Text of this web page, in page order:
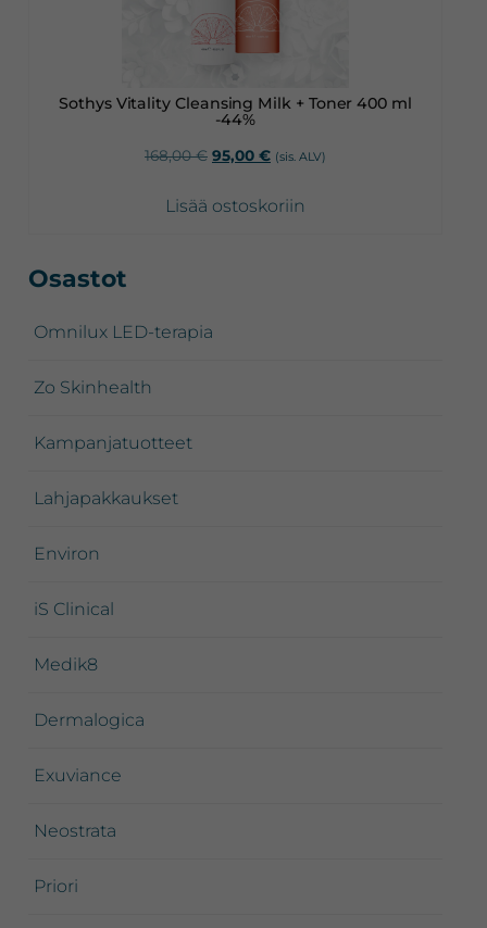
Sothys Vitality Cleansing Milk + Toner 400 ml
-44%
168,00€ Alkuperäinen
oli:
95,00 €Nykyinen
on:
(sis. ALV)
Lisää ostoskoriin
Ensisijainen
Osastot
Omnilux LED-terapia
Zo Skinhealth
Kampanjatuotteet
Lahjapakkaukset
Environ
iS Clinical
Medik8
Dermalogica
Exuviance
Neostrata
Priori